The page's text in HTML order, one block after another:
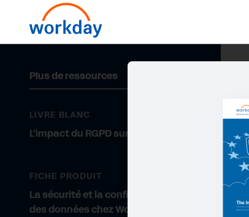
Plus de ressources
LIVRE BLANC
L'impact du RGPD sur les RH
FICHE PRODUIT
La sécurité et la confidentialité
des données chez Workday